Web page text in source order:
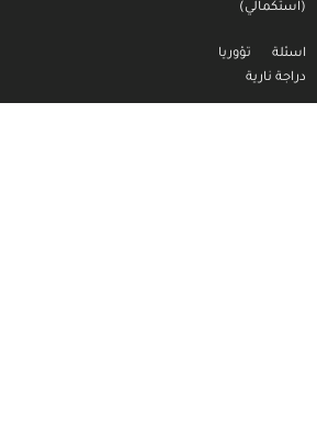
(استكمالي)
اسئلة تؤوريا
دراجة نارية